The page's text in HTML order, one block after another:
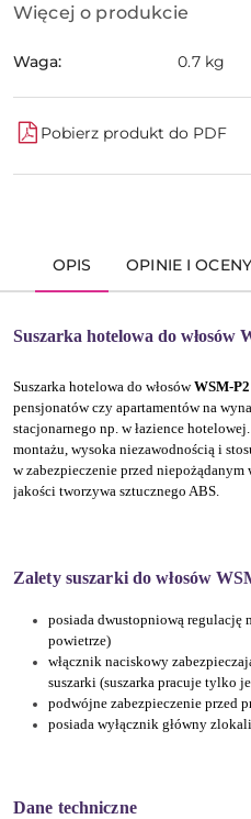
Więcej o produkcie
Waga: 0.7 kg
Pobierz produkt do PDF
OPIS OPINIE I
Suszarka hotelowa do włosów
Suszarka hotelowa do włosówWSM-P2
pensjonatów czy apartamentów na
stacjonarnego np. w łazience
montażu, wysoka niezawodnością i
w zabezpieczenie przed
jakości tworzywa sztucznego ABS.
Zalety suszarki do włosów
posiada dwustopniową regulację
powietrze)
włącznik naciskowy
suszarki (suszarka pracuje tylko
podwójne zabezpieczenie przed
posiada wyłącznik główny
Dane techniczne